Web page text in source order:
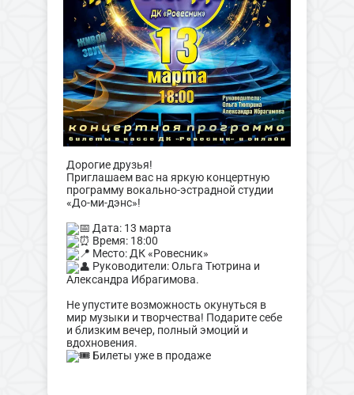
Дорогие друзья!
Приглашаем вас на яркую концертную
программу вокально-эстрадной студии
«До-ми-дэнс»!
Дата: 13 марта
Время: 18:00
Место: ДК «Ровесник»
Руководители: Ольга Тютрина и
Александра Ибрагимова.
Не упустите возможность окунуться в
мир музыки и творчества! Подарите себе
и близким вечер, полный эмоций и
вдохновения.
Билеты уже в продаже